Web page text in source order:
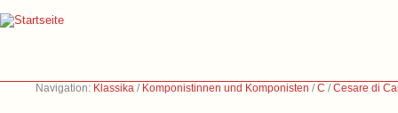
Navigation: Klassika / Komponistinnen und Komponisten /C /Cesare di